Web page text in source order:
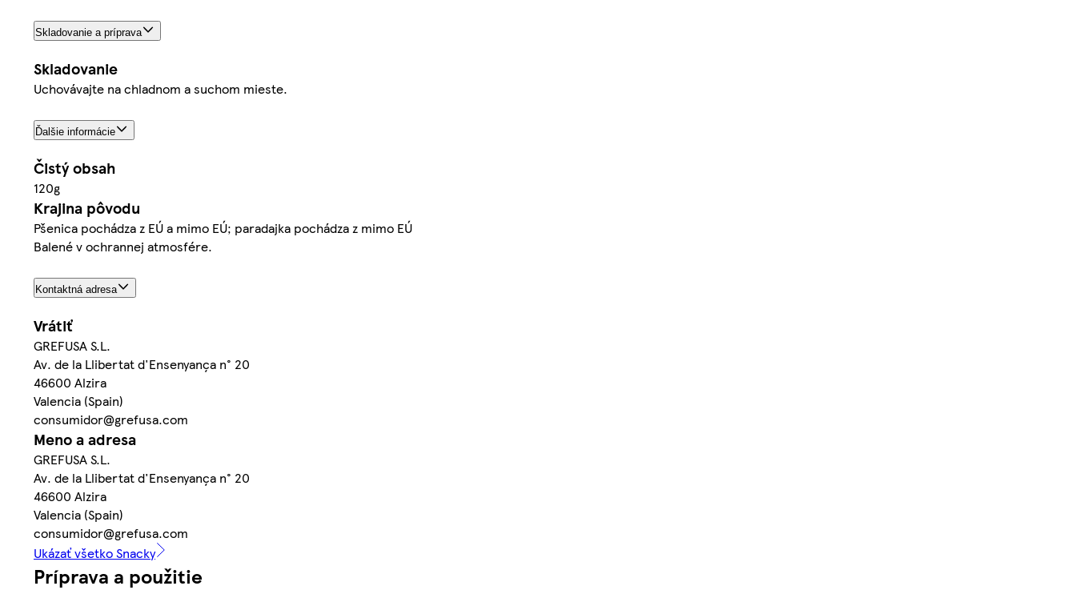
Skladovanie a príprava
Skladovanie
Uchovávajte na chladnom a suchom mieste.
Ďalšie informácie
Čistý obsah
120g
Krajina pôvodu
Pšenica pochádza z EÚ a mimo EÚ; paradajka pochádza z mimo EÚ
Balené v ochrannej atmosfére.
Kontaktná adresa
Vrátiť
GREFUSA S.L.
Av. de la Llibertat d'Ensenyança n° 20
46600 Alzira
Valencia (Spain)
consumidor@grefusa.com
Meno a adresa
GREFUSA S.L.
Av. de la Llibertat d'Ensenyança n° 20
46600 Alzira
Valencia (Spain)
consumidor@grefusa.com
Ukázať všetko Snacky
Príprava a použitie